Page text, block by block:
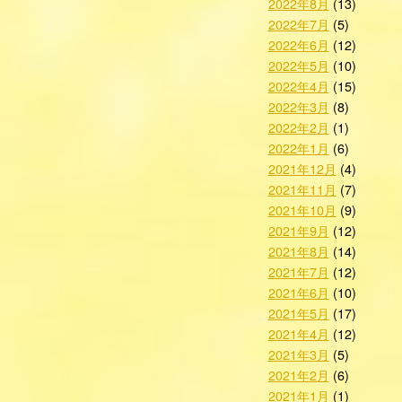
2022年7月 (5)
2022年6月 (12)
2022年5月 (10)
2022年4月 (15)
2022年3月 (8)
2022年2月 (1)
2022年1月 (6)
2021年12月 (4)
2021年11月 (7)
2021年10月 (9)
2021年9月 (12)
2021年8月 (14)
2021年7月 (12)
2021年6月 (10)
2021年5月 (17)
2021年4月 (12)
2021年3月 (5)
2021年2月 (6)
2021年1月 (1)